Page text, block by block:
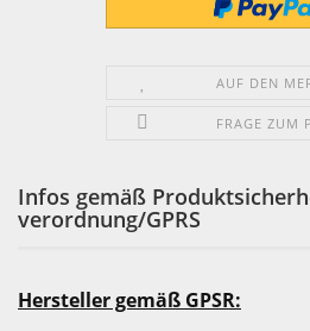
AUF DEN
FRAGE ZUM
Infos gemäß
verordnung/GPRS
Hersteller gemäß GPSR: